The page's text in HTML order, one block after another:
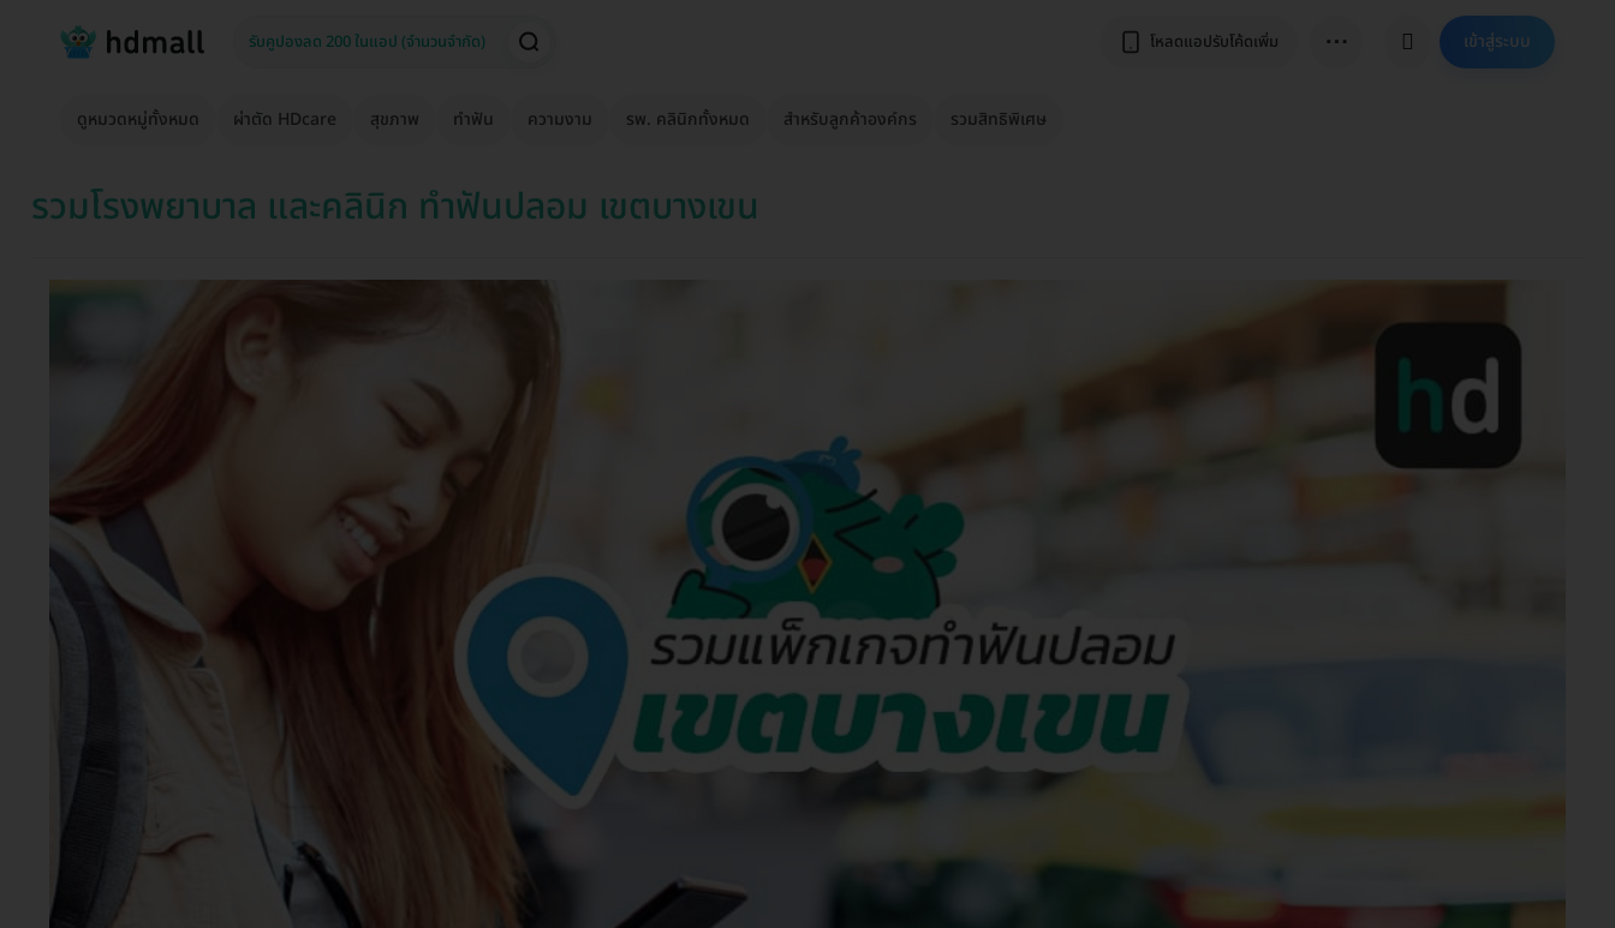
โหลดแอปรับโค้ดเพิ่ม ⋯ เข้าสู่ระบบ
ดูหมวดหมู่ทั้งหมด ผ่าตัด HDcare สุขภาพ ทำฟัน ความงาม รพ. คลินิกทั้งหมด สำหรับลูกค้าองค์กร รวมสิทธิพิเศษ
รวมโรงพยาบาล และคลินิก ทำฟันปลอม เขตบางเขน